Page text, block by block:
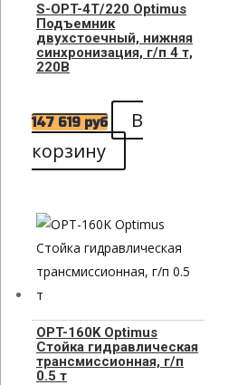
S-OPT-4T/220 Optimus
Подъемник
двухстоечный, нижняя
синхронизация, г/п 4 т,
220В
147 619 руб
В
корзину
OPT-160K Optimus
Стойка гидравлическая
трансмиссионная, г/п
0.5 т